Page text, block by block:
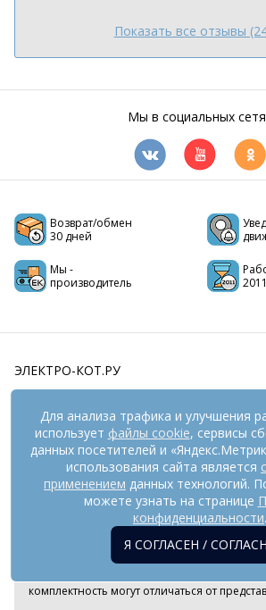
Показать все отзывы
Мы в социальных
Возврат/обмен
30 дней
Мы -
производитель
ЭЛЕКТРО-КОТ.РУ
ИНФОРМАЦИЯ
РЕКВИЗИТЫ
На информационном ресурсе применяются
рекомендательные технологии
предоставления информации на основе
систематизации и анализа сведений,
предпочтениям пользователей сети
комплектность могут отличаться от
Для анализа трафика и улучшения
использует файлы cookie, сервисы
данных посетителей и
использования сайта является
применением данных технологий.
можете узнать на странице
конфиденциальности.
Я СОГЛАСЕН /